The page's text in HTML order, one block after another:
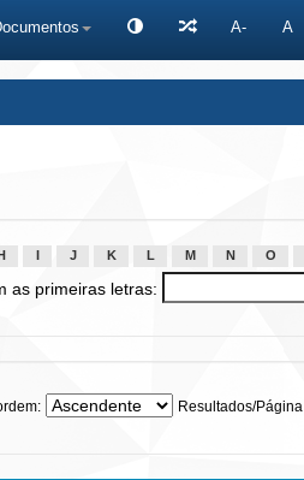
A- A
H J K L M N O
as primeiras letras:
Resultados/Página